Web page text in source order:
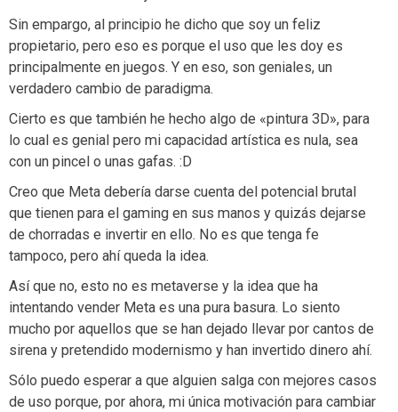
Sin empargo, al principio he dicho que soy un feliz
propietario, pero eso es porque el uso que les doy es
principalmente en juegos. Y en eso, son geniales, un
verdadero cambio de paradigma.
Cierto es que también he hecho algo de «pintura 3D», para
lo cual es genial pero mi capacidad artística es nula, sea
con un pincel o unas gafas. :D
Creo que Meta debería darse cuenta del potencial brutal
que tienen para el gaming en sus manos y quizás dejarse
de chorradas e invertir en ello. No es que tenga fe
tampoco, pero ahí queda la idea.
Así que no, esto no es metaverse y la idea que ha
intentando vender Meta es una pura basura. Lo siento
mucho por aquellos que se han dejado llevar por cantos de
sirena y pretendido modernismo y han invertido dinero ahí.
Sólo puedo esperar a que alguien salga con mejores casos
de uso porque, por ahora, mi única motivación para cambiar